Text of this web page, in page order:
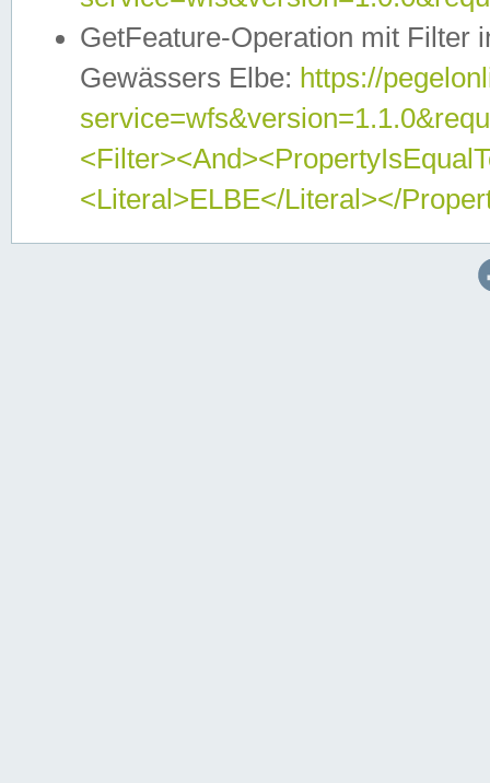
GetFeature-Operation mit Filter
Gewässers Elbe: https://
<Literal>ELBE</Literal></